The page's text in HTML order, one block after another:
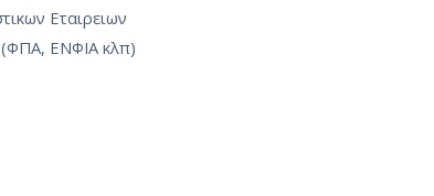
Εταιρειων
ΕΝΦΙΑ κλπ)